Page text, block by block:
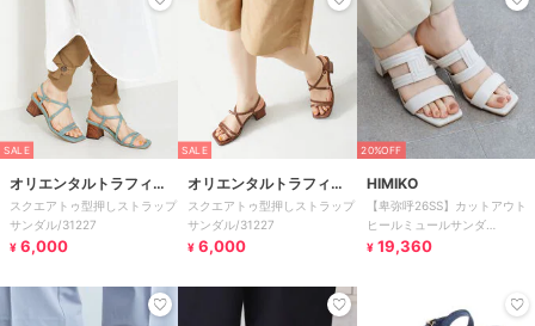
SALE
オリエンタルトラフィッ
ク
スクエアトゥ型押しストラップ
サンダル/31227
¥ 6,000
SALE
オリエンタルトラフィッ
ク
スクエアトゥ型押しストラップ
サンダル/31227
¥ 6,000
20%OFF
HIMIKO
【卑弥呼26SS】カットアウト
ヒールミュールサンダ
ル/661219
¥ 19,360